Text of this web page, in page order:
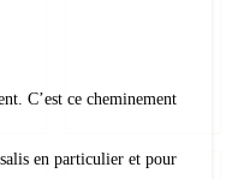
C’est ce cheminement
en particulier et pour